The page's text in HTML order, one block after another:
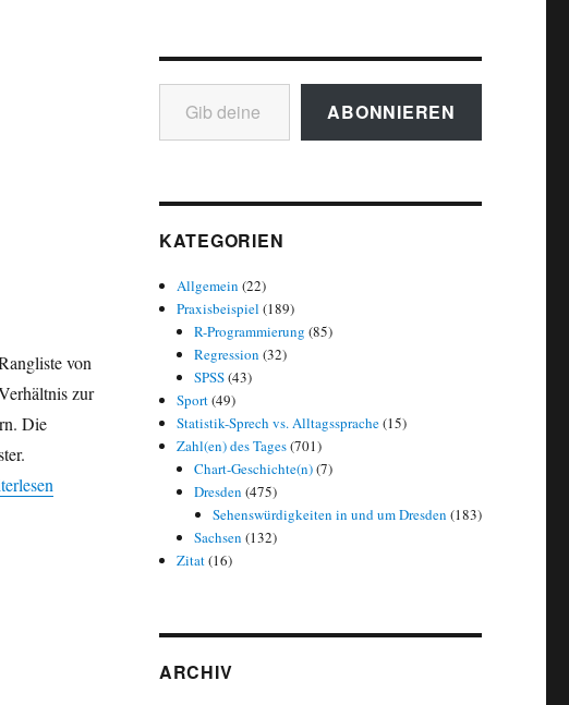
von
zur
Die
freundlichste Städte Deutschlands unter 600.000 Einwohnern: Dresden in
Gib deine E-Mail-Adresse ein ...
ABONNIEREN
KATEGORIEN
Allgemein (22)
Praxisbeispiel (189)
R-Programmierung (85)
Regression (32)
SPSS(43)
Sport(49)
Statistik-Sprech vs. Alltagssprache(15)
Zahl(en) des Tages(701)
Chart-Geschichte(n)(7)
Dresden (475)
Sehenswürdigkeiten in und um Dresden (183)
Sachsen (132)
Zitat(16)
ARCHIV